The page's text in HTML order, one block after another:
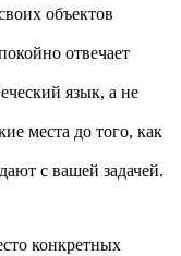
объектов
отвечает
язык, а не
места до того, как
с вашей задачей.
конкретных